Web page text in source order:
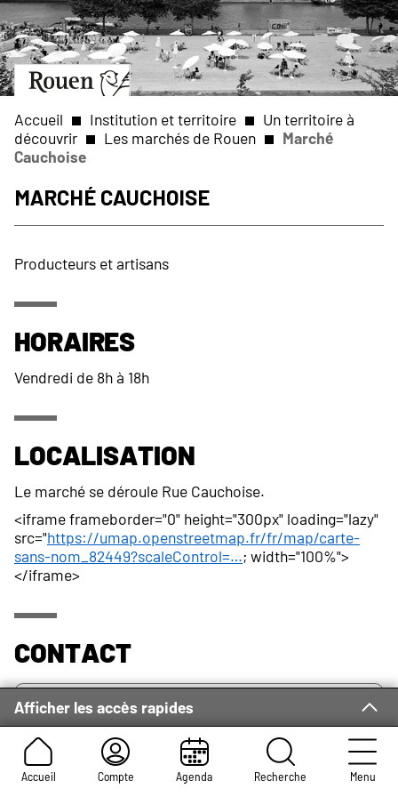
Aller
au
contenu
principal
Aller
à
la
page
d’accueil
Slide
1
of
1
Accueil Compte Agenda Recherche Menu
d'Ariane
Accueil Institution et territoire
Un territoire à
découvrir
Les marchés de Rouen
Marché
Cauchoise
Marché Cauchoise
Afficher les accès rapides
Producteurs et artisans
Horaires
Vendredi de 8h à 18h
Localisation
Le marché se déroule Rue Cauchoise.
<iframe frameborder="0" height="300px" loading="lazy"
src="https://umap.openstreetmap.fr/fr/map/carte-
sans-nom_82449?scaleControl=…; width="100%">
</iframe>
Contact
Adresse :
Service des Foires et des Occupations
Commerciales
Place du Général-de-Gaulle
Rouen Cedex 1 76037